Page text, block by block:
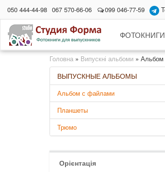
050 444-44-98 067 570-66-06 099 046-77-59
ФОТОКНИГИ
Головна » Випускні альбоми »
ВЫПУСКНЫЕ АЛЬБОМЫ
Альбом с файлами
Планшеты
Трюмо
Орієнтація